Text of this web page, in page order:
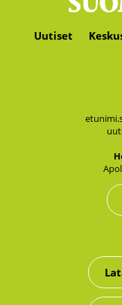
Uutiset